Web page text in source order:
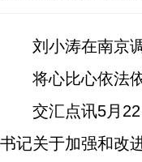
刘小涛在南京
将心比心依法
交汇点讯5月
书记关于加强和改